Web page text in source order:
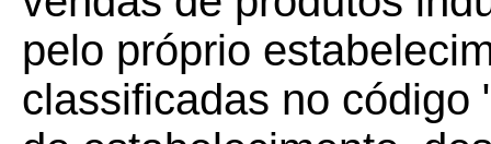
pelo próprio
classificadas no código